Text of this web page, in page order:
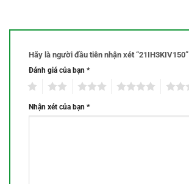
Hãy là người đầu tiên nhận xét “21IH3KIV150”
Đánh giá của bạn *
Nhận xét của bạn *